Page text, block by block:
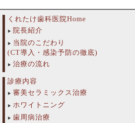
くれたけ歯科医院Home
院長紹介
当院のこだわり
(CT導入・感染予防の徹底)
治療の流れ
診療内容
審美セラミックス治療
ホワイトニング
歯周病治療